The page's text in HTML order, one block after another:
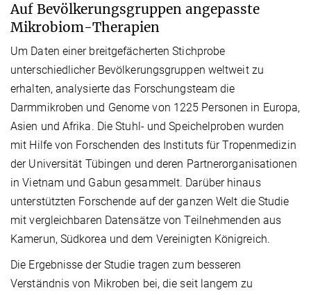
Auf Bevölkerungsgruppen angepasste
Mikrobiom-Therapien
Um Daten einer breitgefächerten Stichprobe
unterschiedlicher Bevölkerungsgruppen weltweit zu
erhalten, analysierte das Forschungsteam die
Darmmikroben und Genome von 1225 Personen in Europa,
Asien und Afrika. Die Stuhl- und Speichelproben wurden
mit Hilfe von Forschenden des Instituts für Tropenmedizin
der Universität Tübingen und deren Partnerorganisationen
in Vietnam und Gabun gesammelt. Darüber hinaus
unterstützten Forschende auf der ganzen Welt die Studie
mit vergleichbaren Datensätze von Teilnehmenden aus
Kamerun, Südkorea und dem Vereinigten Königreich.
Die Ergebnisse der Studie tragen zum besseren
Verständnis von Mikroben bei, die seit langem zu